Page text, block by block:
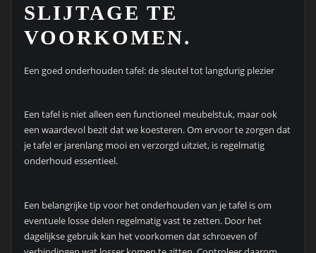
SLIJTAGE TE
VOORKOMEN.
Een goed onderhouden tafel: de sleutel tot langdurig plezier
Een tafel is niet alleen een functioneel meubelstuk, maar ook
een waardevol bezit dat we koesteren. Om ervoor te zorgen dat
je tafel er jarenlang mooi en verzorgd uitziet, is regelmatig
onderhoud essentieel.
Een belangrijke tip voor het onderhouden van je tafel is om
eventuele losse delen regelmatig vast te zetten. Door het
dagelijkse gebruik kan het voorkomen dat schroeven of